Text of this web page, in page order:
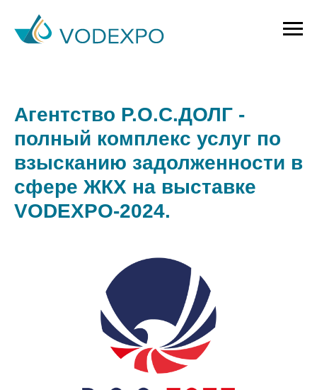
Агентство Р.О.С.ДОЛГ -
полный комплекс услуг по
взысканию задолженности в
сфере ЖКХ на выставке
VODEXPO-2024.